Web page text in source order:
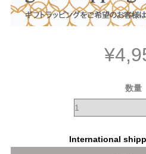
数量
International